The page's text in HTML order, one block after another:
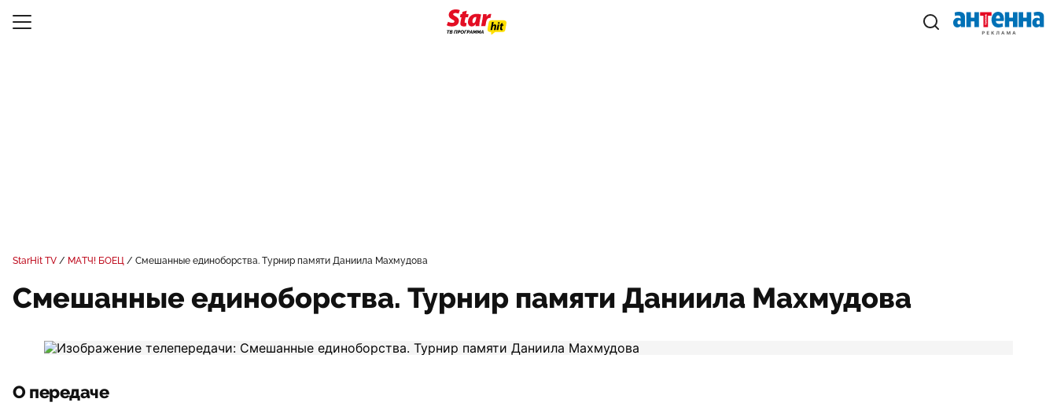
StarHit TV МАТЧ! БОЕЦ Смешанные единоборства. Турнир памяти Даниила Махмудова
Смешанные единоборства. Турнир памяти Даниила Махмудова
О передаче